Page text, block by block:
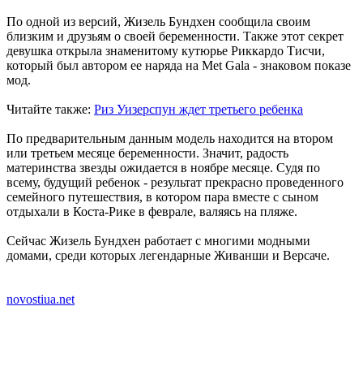
По одной из версий, Жизель Бундхен сообщила своим
близким и друзьям о своей беременности. Также этот секрет
девушка открыла знаменитому кутюрье Риккардо Тисчи,
который был автором ее наряда на Met Gala - знаковом показе
мод.
Читайте также: Риз Уизерспун ждет третьего ребенка
По предварительным данным модель находится на втором
или третьем месяце беременности. Значит, радость
материнства звезды ожидается в ноябре месяце. Судя по
всему, будущий ребенок - результат прекрасно проведенного
семейного путешествия, в котором пара вместе с сыном
отдыхали в Коста-Рике в феврале, валяясь на пляже.
Сейчас Жизель Бундхен работает с многими модными
домами, среди которых легендарные Живанши и Версаче.
novostiua.net